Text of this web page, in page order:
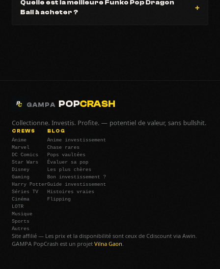
Quelle est la meilleure Funko Pop Dragon
Ball à acheter ?
GAMPA POPCRASH
Collectionne. Investis. Profite. — potentiel de valeur, sans bullshit.
CREWS
Anime
Marvel
DC Comics
Star Wars
Disney
Gaming
Harry Potter
Séries TV
Cinéma
LOTR
Musique
Sports
Autres
BLOG
Anime investissement
Chase rares
Pops vaultées
Évaluer sa pop
Les plus chères
Bon investissement ?
Guide investissement
Histoires vraies
Flipping
Site affilié — Les prix et la disponibilité sont ceux de Cdiscount via Awin.
GAMPA PopCrash est un projet Vilna Gaon.